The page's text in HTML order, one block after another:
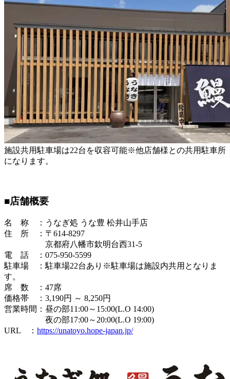
施設共用駐車場は22台を収容可能※他店舗様との共用駐車所
になります。
■店舗概要
名 称 ：うなぎ処 うな豊 松井山手店
住 所 ：〒614-8297
京都府八幡市欽明台西31-5
電 話 ：075-950-5599
駐車場 ：駐車場22台あり※駐車場は施設内共用となりま
す。
席 数 ：47席
価格帯 ：3,190円 ～ 8,250円
営業時間：昼の部11:00～15:00(L.O 14:00)
夜の部17:00～20:00(L.O 19:00)
URL ： https://unatoyo.hope-japan.jp/